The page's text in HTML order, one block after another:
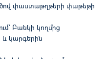
փաստաթղթերի փաթեթի
Բանկի կողմից
և կարգերին